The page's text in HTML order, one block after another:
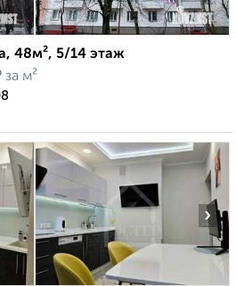
48м², 5/14 этаж
за м²
›